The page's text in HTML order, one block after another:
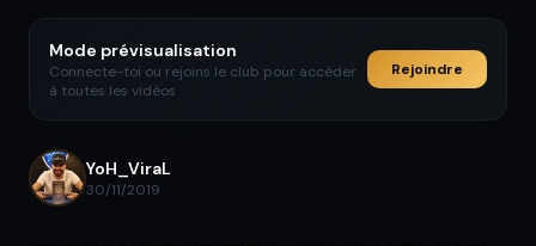
Mode prévisualisation
Connecte-toi ou rejoins le club pour accéder
à toutes les vidéos
Rejoindre
YoH_ViraL
30/11/2019